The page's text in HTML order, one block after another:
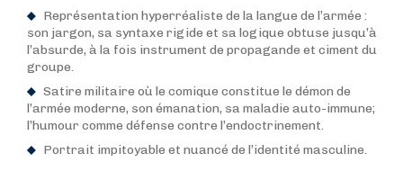
Représentation hyperréaliste de la langue de l’armée :
son jargon, sa syntaxe rigide et sa logique obtuse jusqu’à
l’absurde, à la fois instrument de propagande et ciment du
groupe.
Satire militaire où le comique constitue le démon de
l’armée moderne, son émanation, sa maladie auto-immune;
l’humour comme défense contre l’endoctrinement.
Portrait impitoyable et nuancé de l’identité masculine.